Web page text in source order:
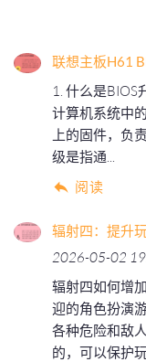
联想主板H61
1. 什么是BIOS
计算机系统中
上的固件，负
级是指通...
阅读
辐射四：提升
2026-05-02
辐射四如何增
迎的角色扮演
各种危险和敌
的，可以保护